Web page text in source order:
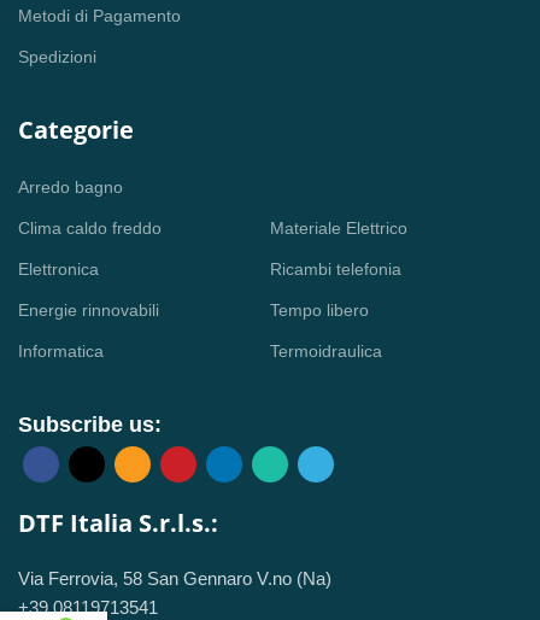
Metodi di Pagamento
Spedizioni
Categorie
Arredo bagno
Clima caldo freddo
Elettronica
Energie rinnovabili
Informatica
Materiale Elettrico
Ricambi telefonia
Tempo libero
Termoidraulica
Subscribe us:
DTF Italia S.r.l.s.:
Via Ferrovia, 58 San Gennaro V.no (Na)
+39 08119713541